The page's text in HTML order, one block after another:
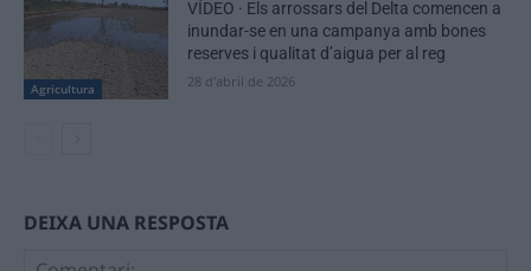
Agricultura
VÍDEO · Els arrossars del Delta comencen a
inundar-se en una campanya amb bones
reserves i qualitat d’aigua per al reg
28 d'abril de 2026
DEIXA UNA RESPOSTA